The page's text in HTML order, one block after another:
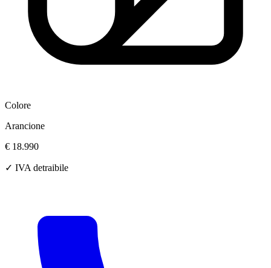
Colore
Arancione
€ 18.990
✓ IVA detraibile